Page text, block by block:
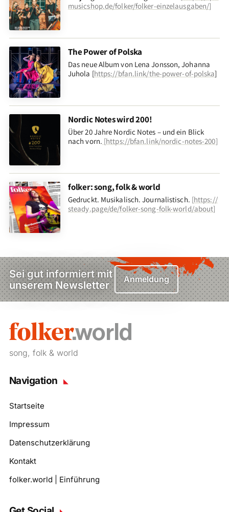
musicshop.de/folker/folker-einzelausgaben/]
The Power of Polska
Das neue Album von Lena Jonsson, Johanna
Juhola [https://bfan.link/the-power-of-polska]
Nordic Notes wird 200!
Über 20 Jahre Nordic Notes – und ein Blick
nach vorn. [https://bfan.link/nordic-notes-200]
folker: song, folk & world
Gedruckt. Musikalisch. Journalistisch. [https://
steady.page/de/folker-song-folk-world/about]
Sei gut informiert mit
unserem Newsletter
Anmeldung
song, folk & world
Navigation
Startseite
Impressum
Datenschutzerklärung
Kontakt
folker.world | Einführung